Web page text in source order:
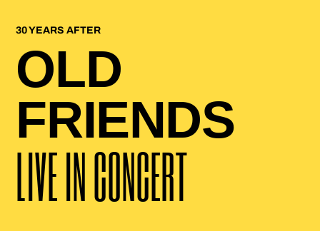
30 YEARS AFTER
OLD
FRIENDS
LIVE IN CONCERT